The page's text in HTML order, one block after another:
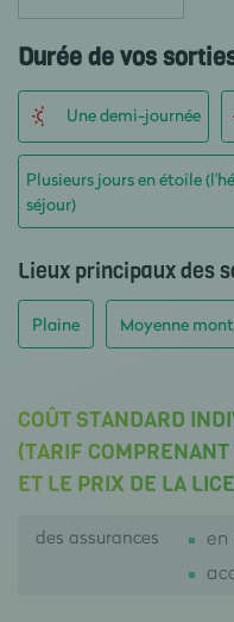
Durée de vos
Une demi-journée
Plusieurs jours en étoile
séjour)
Lieux principaux des
Plaine Moyenne
COÛT STANDARD
(TARIF
ET LE PRIX DE LA
des assurances
en